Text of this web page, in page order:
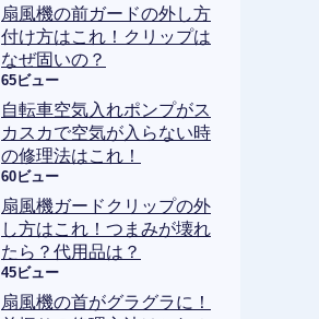
扇風機の前ガードの外し方
付け方はこれ！クリップは
なぜ固いの？
65ビュー
自転車空気入れポンプがス
カスカで空気が入らない時
の修理法はこれ！
60ビュー
扇風機ガードクリップの外
し方はこれ！つまみが壊れ
たら？代用品は？
45ビュー
扇風機の首がグラグラに！